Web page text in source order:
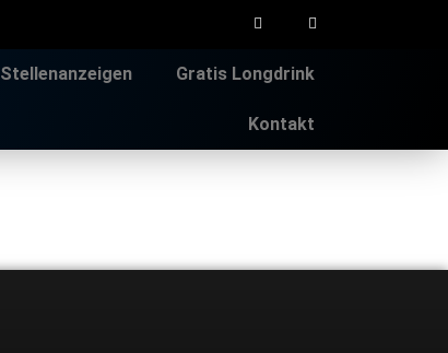
Stellenanzeigen Gratis Longdrink
Kontakt